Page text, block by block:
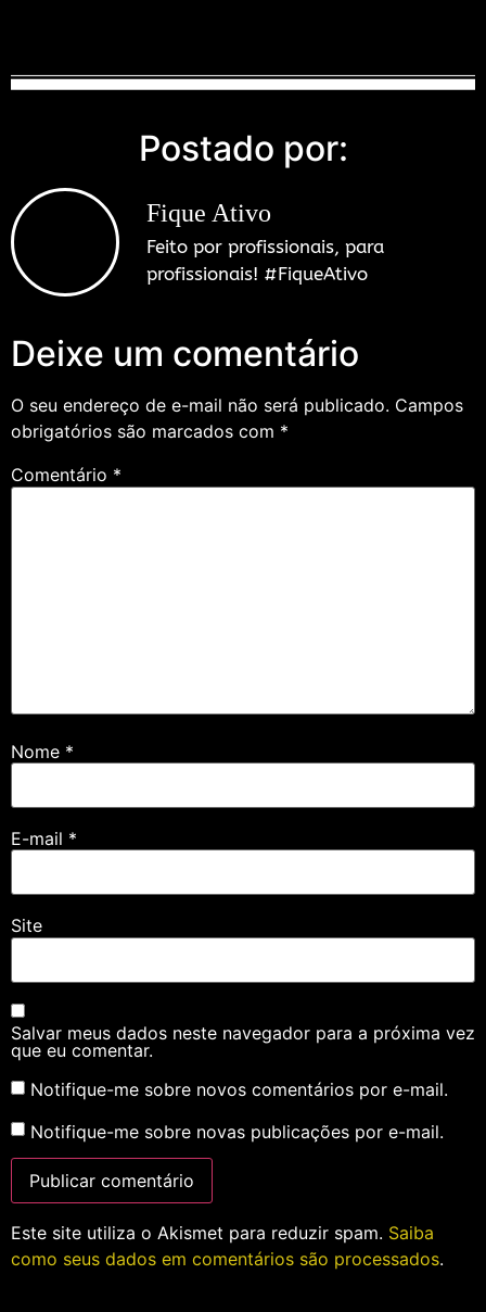
Postado por:
Fique Ativo
Feito por profissionais, para
profissionais! #FiqueAtivo
Deixe um comentário
O seu endereço de e-mail não será publicado. Campos
obrigatórios são marcados com *
Comentário *
Nome *
E-mail *
Site
Salvar meus dados neste navegador para a próxima vez
que eu comentar.
Notifique-me sobre novos comentários por e-mail.
Notifique-me sobre novas publicações por e-mail.
Este site utiliza o Akismet para reduzir spam. Saiba
como seus dados em comentários são processados.